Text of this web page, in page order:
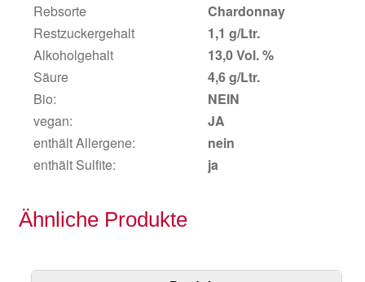
Rebsorte
Chardonnay
Restzuckergehalt
1,1 g/Ltr.
Alkoholgehalt
13,0 Vol. %
Säure
4,6 g/Ltr.
Bio:
NEIN
vegan:
JA
enthält Allergene:
nein
enthält Sulfite:
ja
Ähnliche Produkte